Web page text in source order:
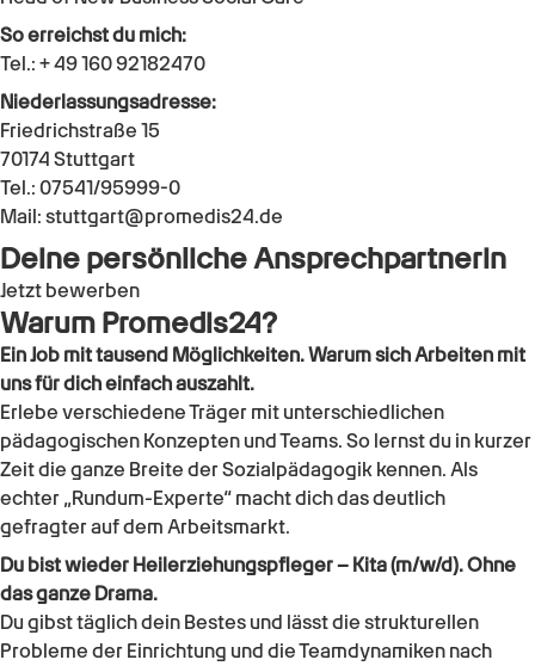
So erreichst du mich:
Tel.: + 49 160 92182470
Niederlassungsadresse:
Friedrichstraße 15
70174 Stuttgart
Tel.: 07541/95999-0
Mail: stuttgart@promedis24.de
Deine persönliche Ansprechpartnerin
Jetzt bewerben
Warum Promedis24?
Ein Job mit tausend Möglichkeiten. Warum sich Arbeiten mit
uns für dich einfach auszahlt.
Erlebe verschiedene Träger mit unterschiedlichen
pädagogischen Konzepten und Teams. So lernst du in kurzer
Zeit die ganze Breite der Sozialpädagogik kennen. Als
echter „Rundum-Experte“ macht dich das deutlich
gefragter auf dem Arbeitsmarkt.
Du bist wieder Heilerziehungspfleger – Kita (m/w/d). Ohne
das ganze Drama.
Du gibst täglich dein Bestes und lässt die strukturellen
Probleme der Einrichtung und die Teamdynamiken nach